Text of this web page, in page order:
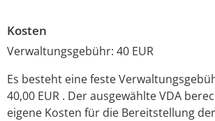
Kosten
Verwaltungsgebühr: 40 EUR
Es besteht eine feste
40,00 EUR . Der ausgewählte VDA
eigene Kosten für die Bereitstellung der